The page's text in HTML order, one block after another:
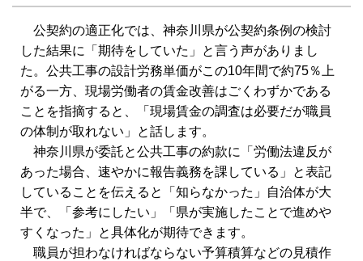
公契約の適正化では、神奈川県が公契約条例の検討
した結果に「期待をしていた」と言う声がありまし
た。公共工事の設計労務単価がこの10年間で約75％上
がる一方、現場労働者の賃金改善はごくわずかである
ことを指摘すると、「現場賃金の調査は必要だが職員
の体制が取れない」と話します。
神奈川県が委託と公共工事の約款に「労働法違反が
あった場合、速やかに報告義務を課している」と表記
していることを伝えると「知らなかった」自治体が大
半で、「参考にしたい」「県が実施したことで進めや
すくなった」と具体化が期待できます。
職員が担わなければならない予算積算などの見積作